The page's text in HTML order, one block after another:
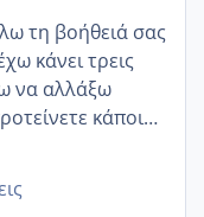
τη βοήθειά σας
κάνει τρεις
να αλλάξω
κάποιον
και είχατε
με τον
εψαξε καθόλου